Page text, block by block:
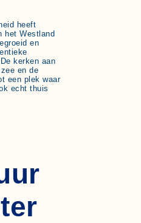
heeft
het Westland
en
kerken aan
en de
een plek waar
echt thuis